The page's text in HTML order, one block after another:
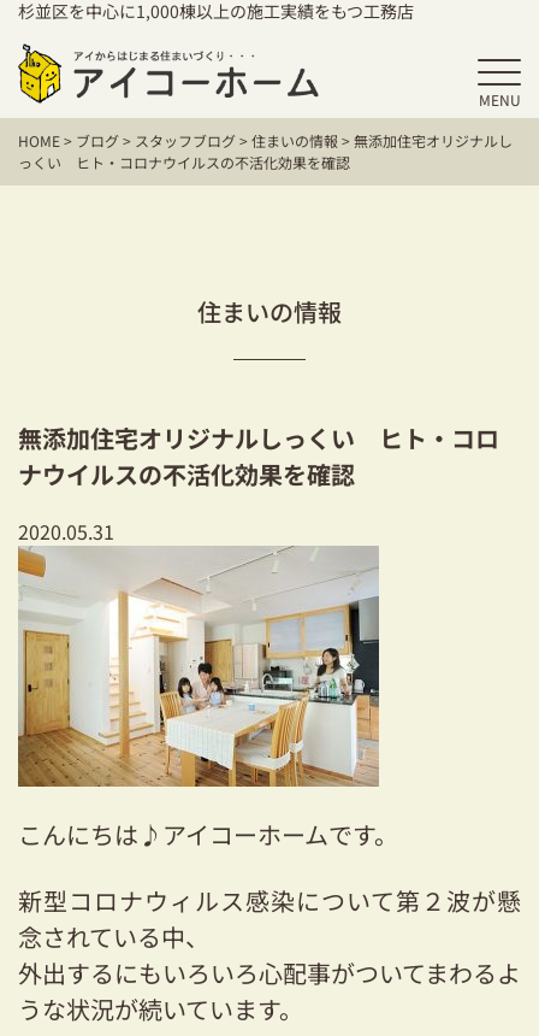
杉並区を中心に1,000棟以上の施工実績をもつ工務店
MENU
HOME
アイコーホームの家づくり
保証／アフターサポート
二世帯住宅をお考えの方
耐震対策も安心の家づくり
リフォーム・リノベーションをお考えの方
必見！土地からお探しの方へ
資金計画についてのご相談
ショールーム
お知らせ
採用情報
HOME> ブログ> スタッフブログ>住まいの情報 >無添加住宅オリジナルし
っくい ヒト・コロナウイルスの不活化効果を確認
住まいの情報
無添加住宅オリジナルしっくい ヒト・コロ
ナウイルスの不活化効果を確認
2020.05.31
こんにちは♪アイコーホームです。
新型コロナウィルス感染について第２波が懸
念されている中、
外出するにもいろいろ心配事がついてまわるよ
うな状況が続いています。